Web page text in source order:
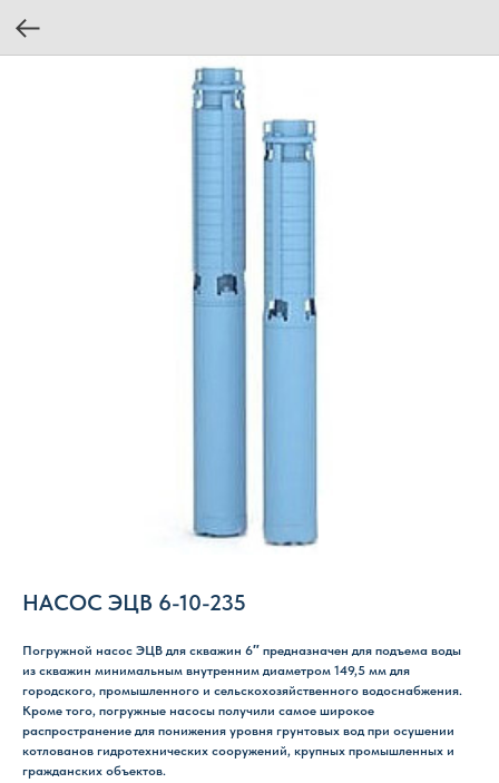
НАСОС ЭЦВ 6-10-235
Погружной насос ЭЦВ для скважин 6″ предназначен для подъема воды
из скважин минимальным внутренним диаметром 149,5 мм для
городского, промышленного и сельскохозяйственного водоснабжения.
Кроме того, погружные насосы получили самое широкое
распространение для понижения уровня грунтовых вод при осушении
котлованов гидротехнических сооружений, крупных промышленных и
гражданских объектов.